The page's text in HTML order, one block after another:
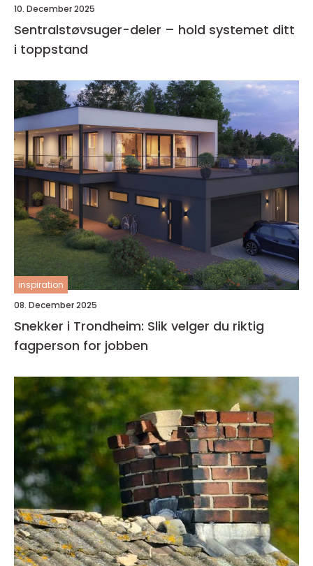
10. December 2025
Sentralstøvsuger-deler – hold systemet ditt
i toppstand
inspiration
08. December 2025
Snekker i Trondheim: Slik velger du riktig
fagperson for jobben